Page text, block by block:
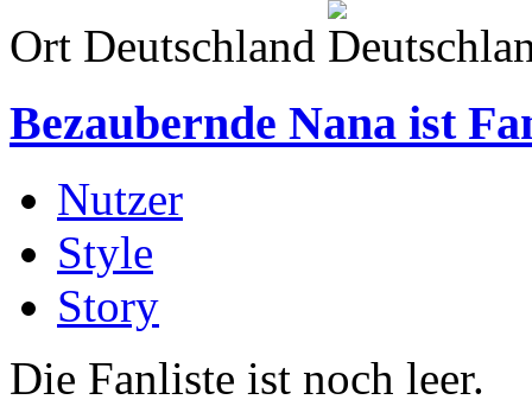
Ort Deutschland
Bezaubernde Nana ist
Nutzer
Style
Story
Die Fanliste ist noch leer.